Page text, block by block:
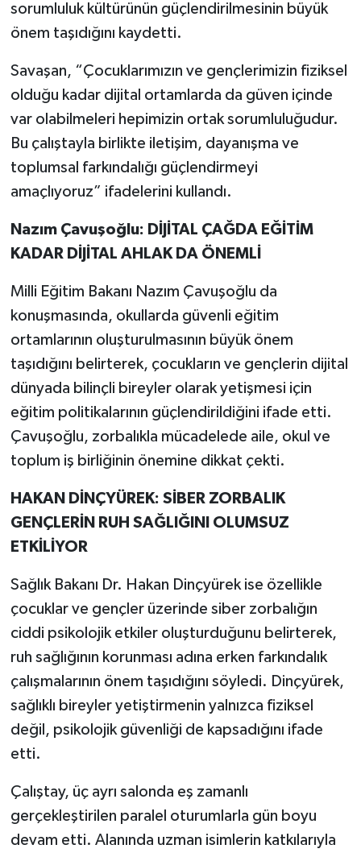
sorumluluk kültürünün güçlendirilmesinin büyük
önem taşıdığını kaydetti.
Savaşan, “Çocuklarımızın ve gençlerimizin fiziksel
olduğu kadar dijital ortamlarda da güven içinde
var olabilmeleri hepimizin ortak sorumluluğudur.
Bu çalıştayla birlikte iletişim, dayanışma ve
toplumsal farkındalığı güçlendirmeyi
amaçlıyoruz” ifadelerini kullandı.
Nazım Çavuşoğlu: DİJİTAL ÇAĞDA EĞİTİM
KADAR DİJİTAL AHLAK DA ÖNEMLİ
Milli Eğitim Bakanı Nazım Çavuşoğlu da
konuşmasında, okullarda güvenli eğitim
ortamlarının oluşturulmasının büyük önem
taşıdığını belirterek, çocukların ve gençlerin dijital
dünyada bilinçli bireyler olarak yetişmesi için
eğitim politikalarının güçlendirildiğini ifade etti.
Çavuşoğlu, zorbalıkla mücadelede aile, okul ve
toplum iş birliğinin önemine dikkat çekti.
HAKAN DİNÇYÜREK: SİBER ZORBALIK
GENÇLERİN RUH SAĞLIĞINI OLUMSUZ
ETKİLİYOR
Sağlık Bakanı Dr. Hakan Dinçyürek ise özellikle
çocuklar ve gençler üzerinde siber zorbalığın
ciddi psikolojik etkiler oluşturduğunu belirterek,
ruh sağlığının korunması adına erken farkındalık
çalışmalarının önem taşıdığını söyledi. Dinçyürek,
sağlıklı bireyler yetiştirmenin yalnızca fiziksel
değil, psikolojik güvenliği de kapsadığını ifade
etti.
Çalıştay, üç ayrı salonda eş zamanlı
gerçekleştirilen paralel oturumlarla gün boyu
devam etti. Alanında uzman isimlerin katkılarıyla